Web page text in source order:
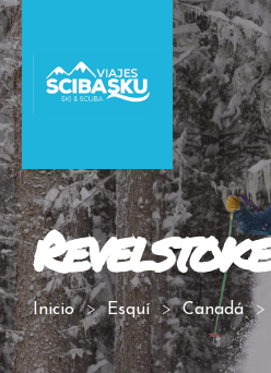
Revelstoke
Inicio Esquí Canadá